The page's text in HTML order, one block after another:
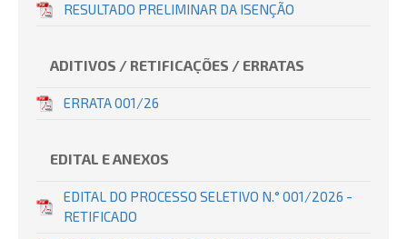
RESULTADO PRELIMINAR DA ISENÇÃO
ADITIVOS / RETIFICAÇÕES / ERRATAS
ERRATA 001/26
EDITAL E ANEXOS
EDITAL DO PROCESSO SELETIVO N.° 001/2026 -
RETIFICADO